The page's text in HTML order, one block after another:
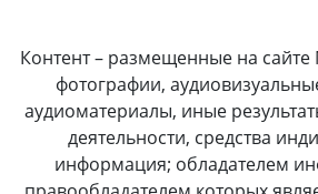
Контент – размещенные на сайте
фотографии,
аудиоматериалы, иные
деятельности, средства
информация; обладателем